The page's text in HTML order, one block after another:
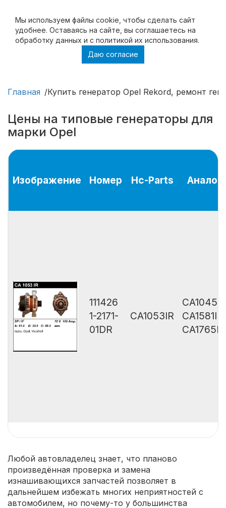
Мы используем файлы cookie, чтобы cделать сайт
удобнее. Оставаясь на сайте, вы соглашаетесь на
обработку данных и с политикой их использования.
Даю согласие
Купить генератор Opel Rekord, ремонт
Главная Купить генератор Opel Rekord, ремонт
Цены на типовые генераторы для
марки Opel
Изображение Номер Hc-Parts Аналог
111426
1-2171-
01DR
CA1053IR
CA1045IR
CA1581IR
CA1765IR
Любой автовладелец знает, что планово
произведённая проверка и замена
изнашивающихся запчастей позволяет в
дальнейшем избежать многих неприятностей с
автомобилем, но почему-то у большинства